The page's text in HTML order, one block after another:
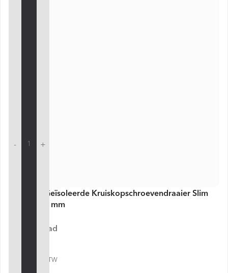
VDE Line Geïsoleerde Kruiskopschroevendraaier Slim
PH3 x 150 mm
Op voorraad
€ 10,29 incl. BTW
- +